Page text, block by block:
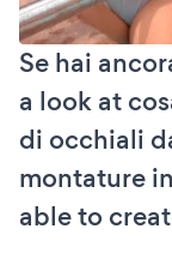
Se hai
a look at
di occhiali
montature
able to